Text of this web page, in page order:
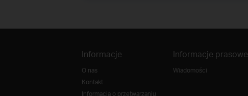
Informacje
O nas
Kontakt
Informacja o przetwarzaniu
Informacje prasowe
Wiadomości